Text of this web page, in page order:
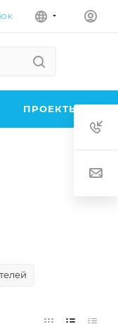
ПРОЕКТЫ